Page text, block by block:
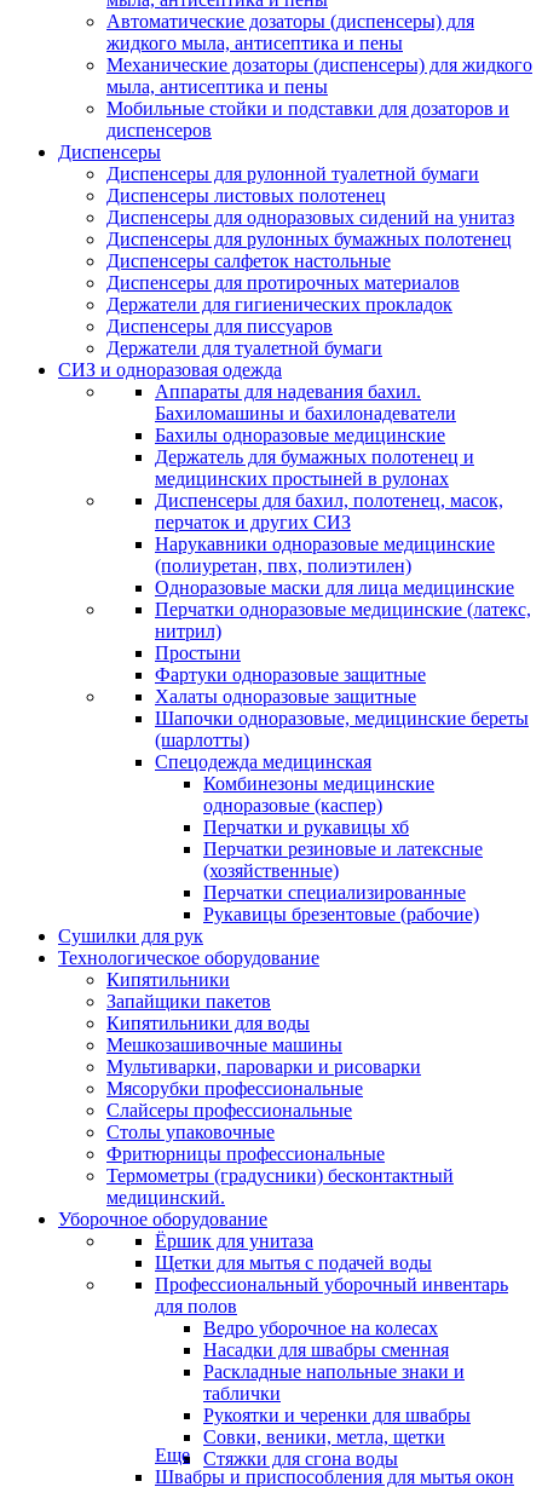
Автоматические дозаторы (диспенсеры) для
жидкого мыла, антисептика и пены
Механические дозаторы (диспенсеры) для жидкого
мыла, антисептика и пены
Мобильные стойки и подставки для дозаторов и
диспенсеров
Диспенсеры
Диспенсеры для рулонной туалетной бумаги
Диспенсеры листовых полотенец
Диспенсеры для одноразовых сидений на унитаз
Диспенсеры для рулонных бумажных полотенец
Диспенсеры салфеток настольные
Диспенсеры для протирочных материалов
Держатели для гигиенических прокладок
Диспенсеры для писсуаров
Держатели для туалетной бумаги
СИЗ и одноразовая одежда
Аппараты для надевания бахил.
Бахиломашины и бахилонадеватели
Бахилы одноразовые медицинские
Держатель для бумажных полотенец и
медицинских простыней в рулонах
Диспенсеры для бахил, полотенец, масок,
перчаток и других СИЗ
Нарукавники одноразовые медицинские
(полиуретан, пвх, полиэтилен)
Одноразовые маски для лица медицинские
Перчатки одноразовые медицинские (латекс,
нитрил)
Простыни
Фартуки одноразовые защитные
Халаты одноразовые защитные
Шапочки одноразовые, медицинские береты
(шарлотты)
Спецодежда медицинская
Комбинезоны медицинские
одноразовые (каспер)
Перчатки и рукавицы хб
Перчатки резиновые и латексные
(хозяйственные)
Перчатки специализированные
Рукавицы брезентовые (рабочие)
Сушилки для рук
Технологическое оборудование
Кипятильники
Запайщики пакетов
Кипятильники для воды
Мешкозашивочные машины
Мультиварки, пароварки и рисоварки
Мясорубки профессиональные
Слайсеры профессиональные
Столы упаковочные
Фритюрницы профессиональные
Термометры (градусники) бесконтактный
медицинский.
Уборочное оборудование
Ёршик для унитаза
Щетки для мытья с подачей воды
Профессиональный уборочный инвентарь
для полов
Ведро уборочное на колесах
Насадки для швабры сменная
Раскладные напольные знаки и
таблички
Рукоятки и черенки для швабры
Совки, веники, метла, щетки
Стяжки для сгона воды
Еще
Швабры и приспособления для мытья окон